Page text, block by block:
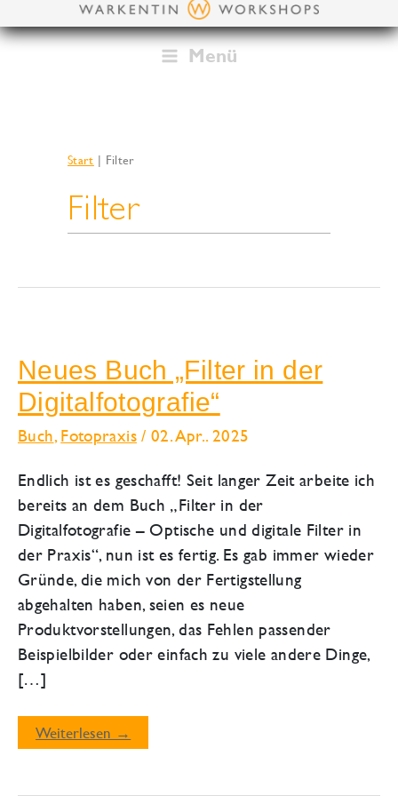
Inhalt
Menü
Start Filter
Filter
Neues Buch „Filter in der
Digitalfotografie“
Buch, Fotopraxis/02. Apr.. 2025
Endlich ist es geschafft! Seit langer Zeit arbeite ich
bereits an dem Buch „Filter in der
Digitalfotografie – Optische und digitale Filter in
der Praxis“, nun ist es fertig. Es gab immer wieder
Gründe, die mich von der Fertigstellung
abgehalten haben, seien es neue
Produktvorstellungen, das Fehlen passender
Beispielbilder oder einfach zu viele andere Dinge,
[…]
Neues
Buch
der
Weiterlesen →